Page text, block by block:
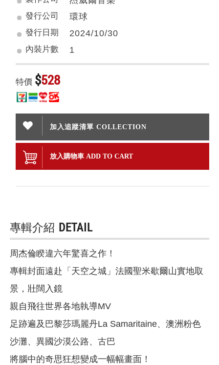
發行公司 環球
發行日期 2024/10/30
內裝片數 1
特價 $528
加入追蹤清單 COLLECTION
放入購物車 ADD TO CART
專輯介紹 DETAIL
周杰倫睽違六年驚喜之作！
專輯封面遠赴「天空之城」法國聖米歇爾山實地取
景，壯闊入鏡
親自飛往世界各地執導MV
足跡遍及巴黎莎瑪麗丹La Samaritaine、澳洲粉色
沙灘、異國沙漠公路、古巴
將腦中的奇思狂想變成一幅幅畫面！